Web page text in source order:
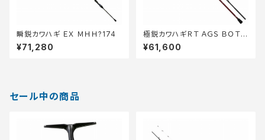
瞬鋭カワハギ ＥＸ ＭＨＨ?174
¥71,280
極鋭カワハギＲＴ ＡＧＳ ＢＯＴＴ
ＯＭ?2
¥61,600
セール中の商品